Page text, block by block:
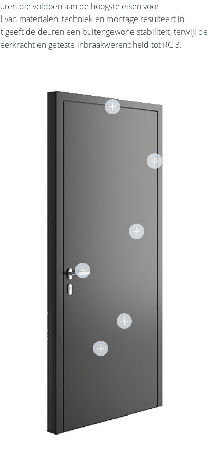
die voldoen aan de hoogste eisen voor
materialen, techniek en montage resulteert in
de deuren een buitengewone stabiliteit, terwijl de
en geteste inbraakwerendheid tot RC 3.
+
+
+
+
+
+